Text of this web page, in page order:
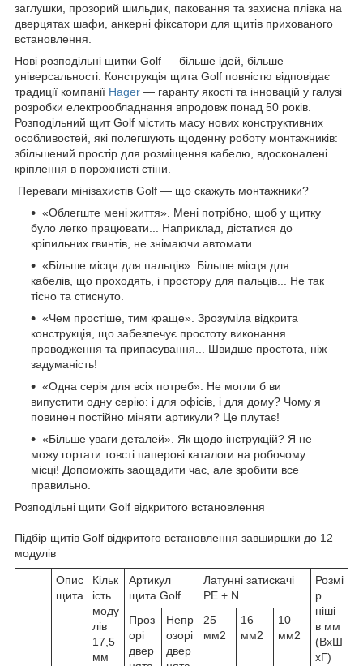
заглушки, прозорий шильдик, паковання та захисна плівка на
дверцятах шафи, анкерні фіксатори для щитів прихованого
встановлення.
Нові розподільні щитки Golf — більше ідей, більше
універсальності. Конструкція щита Golf повністю відповідає
традиції компанії Hager — гаранту якості та інновацій у галузі
розробки електрообладнання впродовж понад 50 років.
Розподільний щит Golf містить масу нових конструктивних
особливостей, які полегшують щоденну роботу монтажників:
збільшений простір для розміщення кабелю, вдосконалені
кріплення в порожнисті стіни.
Переваги мінізахистів Golf — що скажуть монтажники?
«Облегште мені життя». Мені потрібно, щоб у щитку
було легко працювати... Наприклад, дістатися до
кріпильних гвинтів, не знімаючи автомати.
«Більше місця для пальців». Більше місця для
кабелів, що проходять, і простору для пальців... Не так
тісно та стиснуто.
«Чем простіше, тим краще». Зрозуміла відкрита
конструкція, що забезпечує простоту виконання
проводження та припасування... Швидше простота, ніж
задуманість!
«Одна серія для всіх потреб». Не могли б ви
випустити одну серію: і для офісів, і для дому? Чому я
повинен постійно міняти артикули? Це плутає!
«Більше уваги деталей». Як щодо інструкцій? Я не
можу гортати товсті паперові каталоги на робочому
місці! Допоможіть заощадити час, але зробити все
правильно.
Розподільні щити Golf відкритого встановлення
Підбір щитів Golf відкритого встановлення завширшки до 12
модулів
Опис
щита
Кільк
ість
моду
лів
17,5
мм
Артикул
щита Golf
Латунні затискачі
PE + N
Розмі
р
ніші
в мм
(ВхШ
хГ)
Проз
орі
двер
Непр
озорі
двер
25
мм2
16
мм2
10
мм2